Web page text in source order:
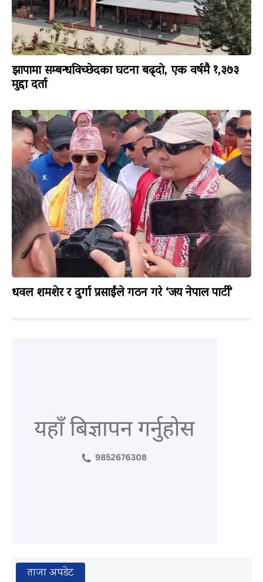
झापामा सम्बन्धविच्छेदका घटना बढ्दो, एक वर्षमै १,३७३
मुद्दा दर्ता
धवल शमशेर र दुर्गा प्रसाईंले गठन गरे ‘जय नेपाल पार्टी’
ताजा अपडेट